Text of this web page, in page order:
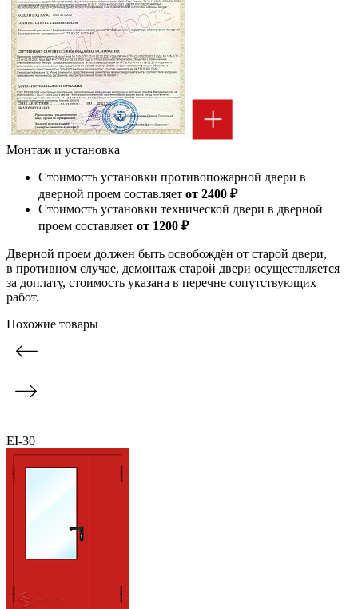
Монтаж и установка
Стоимость установки противопожарной двери в
дверной проем составляет от 2400 ₽
Стоимость установки технической двери в дверной
проем составляет от 1200 ₽
Дверной проем должен быть освобождён от старой двери,
в противном случае, демонтаж старой двери осуществляется
за доплату, стоимость указана в перечне сопутствующих
работ.
Похожие товары
EI-30